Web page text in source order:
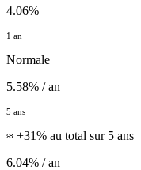
4.06%
1 an
Normale
5.58% / an
5 ans
≈ +31% au total sur 5 ans
6.04% / an